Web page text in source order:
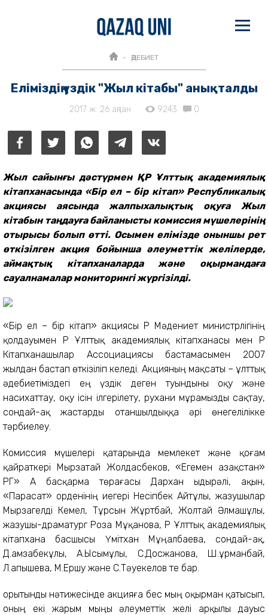
ӘДЕБИЕТ
Еліміздің үздік "Жыл кітабы" анықталды
2017 ж. 26 ақпан 9243 0
Жыл сайынғы дәстүрмен ҚР Ұлттық академиялық
кітапханасында «Бір ел – бір кітап» Республикалық
акциясы аясында жалпыхалықтық оқуға Жыл
кітабын таңдауға байланысты комиссия мүшелерінің
отырысы болып өтті. Осымен елімізде оныншы рет
өткізілген акция бойынша әлеуметтік желілерде,
аймақтық кітапханаларда және оқырмандаға
сауалнамалар мониторингі жүргізілді.
«Бір ел – бір кітап» акциясы ҚР Мәдениет министрлігінің
қолдауымен ҚР Ұлттық академиялық кітапханасы мен ҚР
Кітапханашылар Ассоциациясы бастамасымен 2007
жылдан бастап өткізіліп келеді. Акцияның мақсаты – ұлттық
әдебиетіміздегі ең үздік деген туындыны оқу және
насихаттау, оқу ісін ілгерілету, рухани мұрамызды сақтау,
сондай-ақ жастарды отаншылдыққа әрі өнегелілікке
тәрбиелеу.
Комиссия мүшелері қатарында мемлекет және қоғам
қайраткері Мырзатай Жолдасбеков, «Егемен Қазақстан»
РГ» АҚ басқарма төрағасы Дархан Қыдырәлі, ақын,
«Парасат» орденінің иегері Несіпбек Айтұлы, жазушылар
Мырзагелді Кемел, Тұрсын Жұртбай, Жолтай Әлмашұлы,
жазушы-драматург Роза Мұқанова, ҚР Ұлттық академиялық
кітапхана басшысы Үмітхан Мұңалбаева, сондай-ақ,
Д.Қамзабекұлы, А.Ысымұлы, С.Досжанова, Ш.Құрманбай,
Л.Қапышева, М.Ершу және С.Тәуекелов те бар.
Қорытынды нәтижесінде акцияға бес мың оқырман қатысып,
оның екі жарым мыңы әлеуметтік желі арқылы дауыс